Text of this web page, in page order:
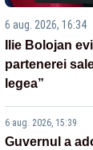
6 aug. 2026, 16:34
Ilie Bolojan
partenerei
legea”
6 aug. 2026, 15:39
Guvernul a